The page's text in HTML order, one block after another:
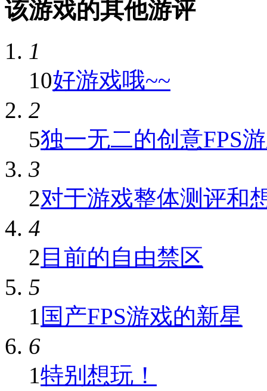
该游戏的其他游评
1
10好游戏哦~~
2
5独一无二的创意FPS
3
2对于游戏整体测评和
4
2 目前的自由禁区
5
1 国产FPS游戏的新星
6
1特别想玩！